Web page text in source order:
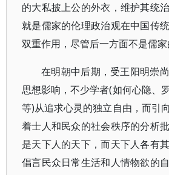
的大私披上公的外衣，维护其统
就是儒家的伦理政治观在中国传
双重作用，尽管后一方面不是儒家
在明朝中后期，受王阳明崇
思想影响，不少学者(如何心隐、
等)从追求心灵的独立自由，而引
着士人和民众的社会秩序的分析
是天下人的天下，而天下人各有
倡言民众日常生活和人情物欲的